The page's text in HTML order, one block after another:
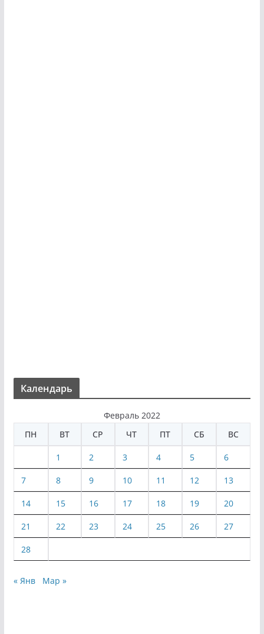
Календарь
Февраль 2022
ПН
ВТ СР ЧТ ПТ СБ ВС
1 2 3 4 5 6
7 8 9 10 11 12 13
14 15 16 17 18 19 20
21 22 23 24 25 26 27
28
« Янв Мар »